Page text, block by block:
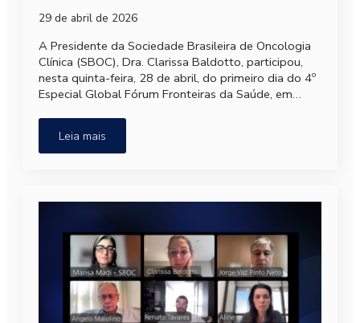
29 de abril de 2026
A Presidente da Sociedade Brasileira de Oncologia
Clínica (SBOC), Dra. Clarissa Baldotto, participou,
nesta quinta-feira, 28 de abril, do primeiro dia do 4º
Especial Global Fórum Fronteiras da Saúde, em…
Leia mais